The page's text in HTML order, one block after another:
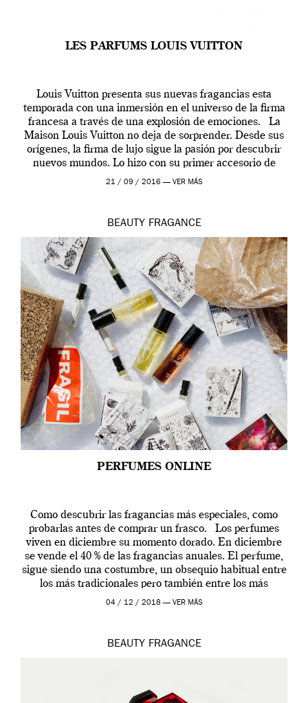
LES PARFUMS LOUIS VUITTON
Louis Vuitton presenta sus nuevas fragancias esta
temporada con una inmersión en el universo de la firma
francesa a través de una explosión de emociones. La
Maison Louis Vuitton no deja de sorprender. Desde sus
orígenes, la firma de lujo sigue la pasión por descubrir
nuevos mundos. Lo hizo con su primer accesorio de
viaje, el […]
21 / 09 / 2016 — VER MÁS
BEAUTY FRAGANCE
PERFUMES ONLINE
Como descubrir las fragancias más especiales, como
probarlas antes de comprar un frasco. Los perfumes
viven en diciembre su momento dorado. En diciembre
se vende el 40 % de las fragancias anuales. El perfume,
sigue siendo una costumbre, un obsequio habitual entre
los más tradicionales pero también entre los más
modernos. Estos días ha […]
04 / 12 / 2018 — VER MÁS
BEAUTY FRAGANCE